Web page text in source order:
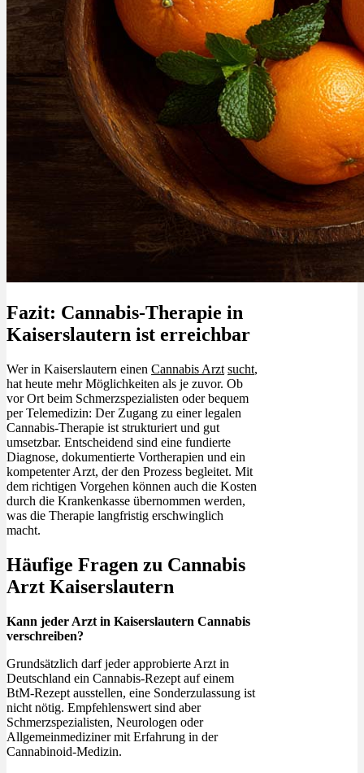
Fazit: Cannabis-Therapie in
Kaiserslautern ist erreichbar
Wer in Kaiserslautern einen Cannabis Arzt sucht,
hat heute mehr Möglichkeiten als je zuvor. Ob
vor Ort beim Schmerzspezialisten oder bequem
per Telemedizin: Der Zugang zu einer legalen
Cannabis-Therapie ist strukturiert und gut
umsetzbar. Entscheidend sind eine fundierte
Diagnose, dokumentierte Vortherapien und ein
kompetenter Arzt, der den Prozess begleitet. Mit
dem richtigen Vorgehen können auch die Kosten
durch die Krankenkasse übernommen werden,
was die Therapie langfristig erschwinglich
macht.
Häufige Fragen zu Cannabis
Arzt Kaiserslautern
Kann jeder Arzt in Kaiserslautern Cannabis
verschreiben?
Grundsätzlich darf jeder approbierte Arzt in
Deutschland ein Cannabis-Rezept auf einem
BtM-Rezept ausstellen, eine Sonderzulassung ist
nicht nötig. Empfehlenswert sind aber
Schmerzspezialisten, Neurologen oder
Allgemeinmediziner mit Erfahrung in der
Cannabinoid-Medizin.